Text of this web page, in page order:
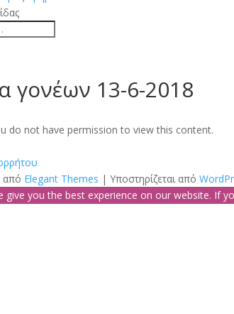
γονέων 13-6-2018
do not have permission to view this content.
από Elegant Themes | Υποστηρίζεται από
give you the best experience on our website. If